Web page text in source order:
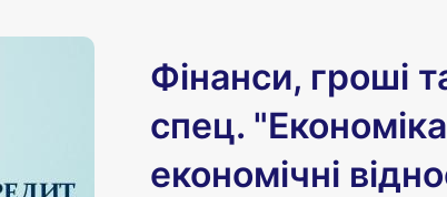
Фінанси, гроші
спец.
економічні